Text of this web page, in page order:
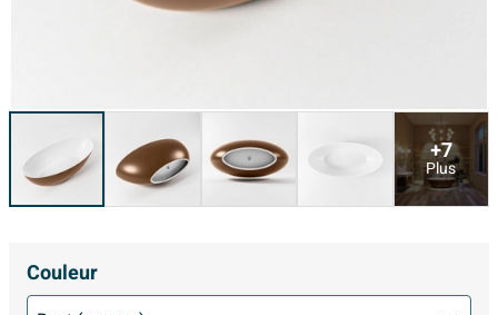
+7
Plus
Couleur